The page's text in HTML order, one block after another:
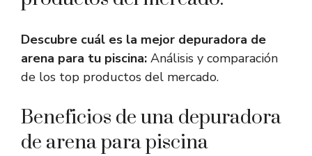
Descubre cuál es la mejor depuradora de
arena para tu piscina: Análisis y comparación
de los top productos del mercado.
Beneficios de una depuradora
de arena para piscina